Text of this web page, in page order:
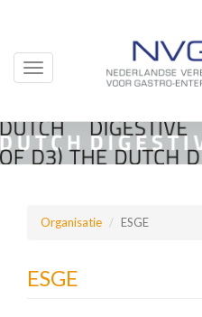
Overslaan
en
Toggle
Organisatie ESGE
ESGE